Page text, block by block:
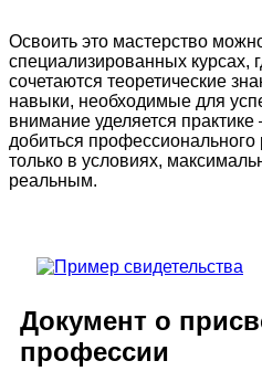
Освоить это мастерство
специализированных курсах,
сочетаются теоретические
навыки, необходимые для
внимание уделяется
добиться профессионального
только в условиях,
реальным.
Документ о
профессии